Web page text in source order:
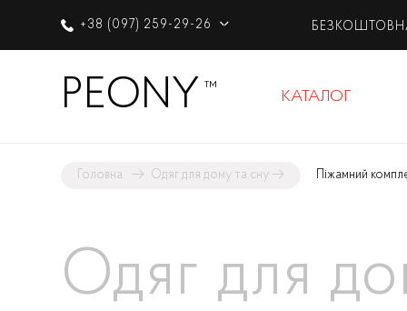
+38 (097) 259-29-26
PEONY ™ КАТАЛОГ
Головна → Одяг для дому та сну → Піжамний
Одяг для